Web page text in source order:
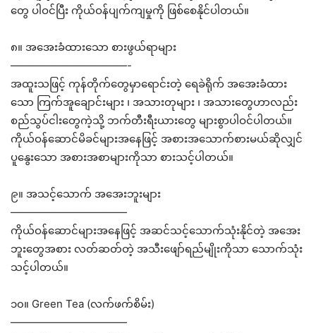
တွေ ပါဝင်ပြီး ကိုယ်ဝန်ပျက်ကျမှုကို ဖြစ်စေနိုင်ပါတယ်။
၈။ အအေးခံထားသော စားဖွယ်ရာများ
———————————-
အထူးသဖြင့် ကုန်တိုက်တွေမှာရောင်းတဲ့ ရေခဲရိုက် အအေးခံထား
သော ကြက်အူချောင်းများ ၊ အသားတုများ ၊ အသားတွေဟာလည်း
စည်သွပ်ငါးတွေကဲ့သို့ ဘက်တီးရီးယားတွေ များစွာပါဝင်ပါတယ်။
ကိုယ်ဝန်ဆောင်မိခင်များအနေဖြင့် အစားအသောက်စားမယ်ဆိုလျှင်
ပူနွေးသော အစားအစာများကိုသာ စားသင့်ပါတယ်။
၉။ အသင့်သောက် အအေးဘူးများ
———————————
ကိုယ်ဝန်ဆောင်များအနေဖြင့် အဆင်သင့်သောက်သုံးနိုင်တဲ့ အအေး
ဘူးတွေအစား လတ်ဆတ်တဲ့ အသီးဖျော်ရည်မျိုးကိုသာ သောက်သုံး
သင့်ပါတယ်။
၁၀။ Green Tea (လက်ဖက်စိမ်း)
———————————